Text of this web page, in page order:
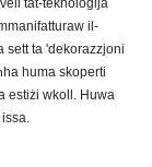
tat-teknoloġija
il-
sett ta 'dekorazzjoni
huma skoperti
estiżi wkoll. Huwa